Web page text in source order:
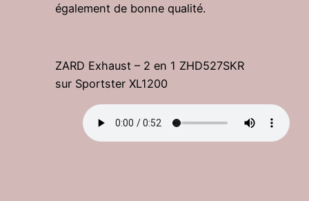
également de bonne qualité.
ZARD Exhaust – 2 en 1 ZHD527SKR
sur Sportster XL1200